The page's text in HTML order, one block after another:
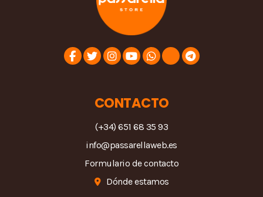
CONTACTO
(+34) 651 68 35 93
info@passarellaweb.es
Formulario de contacto
Dónde estamos